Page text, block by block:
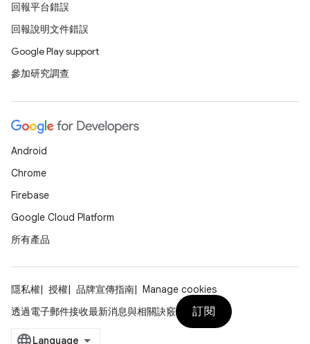
回報平台錯誤
回報說明文件錯誤
Google Play support
參加研究調查
Android
Chrome
Firebase
Google Cloud Platform
所有產品
隱私權 授權 品牌宣傳指南
Manage cookies
透過電子郵件接收最新消息與相關訣竅
訂閱